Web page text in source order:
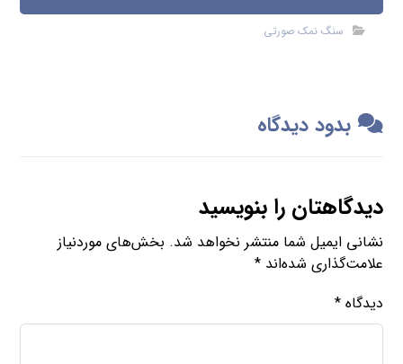
سنگ نمک صورتی
بدود دیدگاه
دیدگاهتان را بنویسید
نشانی ایمیل شما منتشر نخواهد شد. بخش‌های موردنیاز
علامت‌گذاری شده‌اند*
دیدگاه*